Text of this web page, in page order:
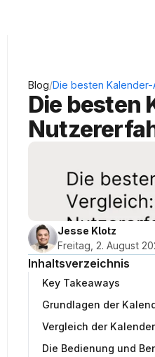
Blog/Die besten
Die besten
Jesse Klotz
Freitag, 2. August
Inhaltsverzeichnis
Key Takeaways
Grundlagen der
Vergleich der
Die Bedienung und